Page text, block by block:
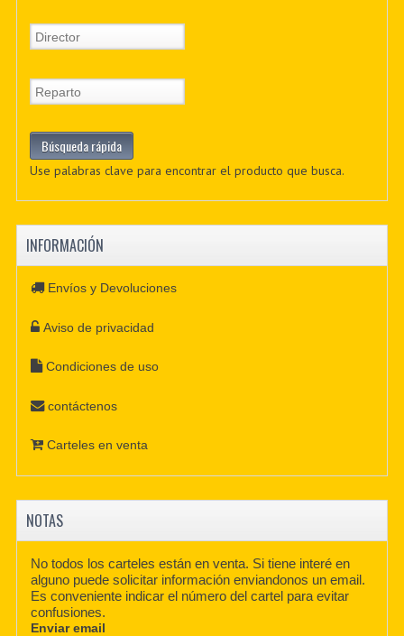
Use palabras clave para encontrar el producto que busca.
INFORMACIÓN
Envíos y Devoluciones
Aviso de privacidad
Condiciones de uso
contáctenos
Carteles en venta
NOTAS
No todos los carteles están en venta. Si tiene interé en
alguno puede solicitar información enviandonos un email.
Es conveniente indicar el número del cartel para evitar
confusiones.
Enviar email